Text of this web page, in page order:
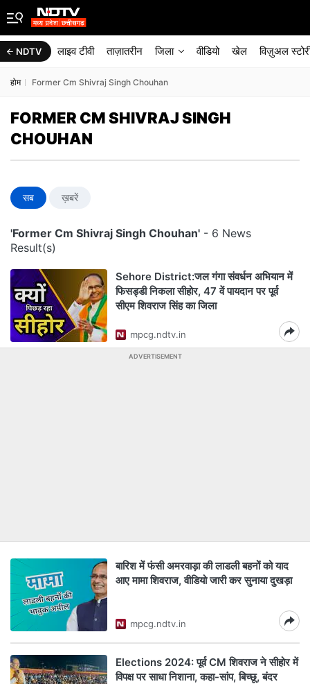
NDTV लाइव टीवी ताज़ातरीन जिला वीडियो खेल विज़ुअल
होम Former Cm Shivraj Singh Chouhan
FORMER CM SHIVRAJ SINGH
CHOUHAN
सब ख़बरें
'Former Cm Shivraj Singh Chouhan' - 6 News
Result(s)
Sehore District:जल गंगा संवर्धन अभियान में
फिसड्डी निकला सीहोर, 47 वें पायदान पर पूर्व
सीएम शिवराज सिंह का जिला
mpcg.ndtv.in
ADVERTISEMENT
बारिश में फंसी अमरवाड़ा की लाडली बहनों को याद
आए मामा शिवराज, वीडियो जारी कर सुनाया दुखड़ा
mpcg.ndtv.in
Elections 2024: पूर्व CM शिवराज ने सीहोर में
विपक्ष पर साधा निशाना, कहा-सांप, बिच्छू, बंदर